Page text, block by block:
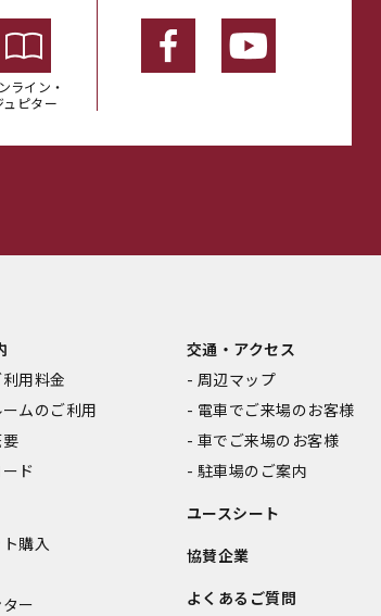
ライン・
ュピター
用料金
ムのご利用
ド
購入
ー
交通・アクセス
周辺マップ
電車でご来場のお客様
車でご来場のお客様
駐車場のご案内
ユースシート
協賛企業
よくあるご質問